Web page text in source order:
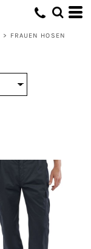
> FRAUEN HOSEN